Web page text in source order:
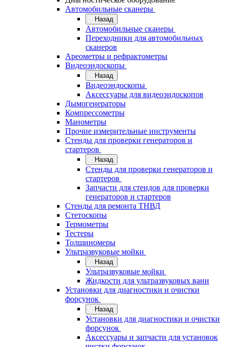
Автомобильные сканеры
Назад
Автомобильные сканеры
Переходники для автомобильных
сканеров
Ареометры и рефрактометры
Видеоэндоскопы
Назад
Видеоэндоскопы
Аксессуары для видеоэндоскопов
Дымогенераторы
Компрессометры
Манометры
Прочие измерительные инструменты
Стенды для проверки генераторов и
стартеров
Назад
Стенды для проверки генераторов и
стартеров
Запчасти для стендов для проверки
генераторов и стартеров
Стенды для ремонта ТНВД
Стетоскопы
Термометры
Тестеры
Толщиномеры
Ультразвуковые мойки
Назад
Ультразвуковые мойки
Жидкости для ультразвуковых ванн
Установки для диагностики и очистки
форсунок
Назад
Установки для диагностики и очистки
форсунок
Аксессуары и запчасти для установок